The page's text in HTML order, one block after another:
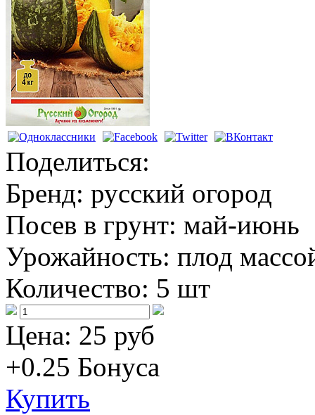
Поделиться:
Бренд: русский огород
Посев в грунт: май-июнь
Урожайность: плод
Количество: 5 шт
Цена: 25 руб
+0.25 Бонуса
Купить